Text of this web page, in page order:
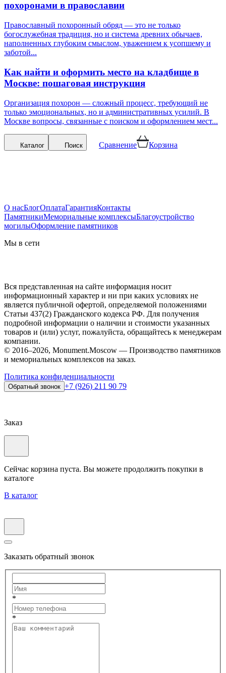
похоронами в православии
Православный похоронный обряд — это не только
богослужебная традиция, но и система древних обычаев,
наполненных глубоким смыслом, уважением к усопшему и
заботой...
Как найти и оформить место на кладбище в
Москве: пошаговая инструкция
Организация похорон — сложный процесс, требующий не
только эмоциональных, но и административных усилий. В
Москве вопросы, связанные с поиском и оформлением мест...
Каталог Поиск Сравнение Корзина
О насБлогОплатаГарантияКонтакты
ПамятникиМемориальные комплексыБлагоустройство
могилыОформление памятников
Мы в сети
Вся представленная на сайте информация носит
информационный характер и ни при каких условиях не
является публичной офертой, определяемой положениями
Статьи 437(2) Гражданского кодекса РФ. Для получения
подробной информации о наличии и стоимости указанных
товаров и (или) услуг, пожалуйста, обращайтесь к менеджерам
компании.
© 2016–2026, Monument.Moscow — Производство памятников
и мемориальных комплексов на заказ.
Политика конфиденциальности
Обратный звонок +7 (926) 211 90 79
Заказ
Сейчас корзина пуста. Вы можете продолжить покупки в
каталоге
В каталог
Заказать обратный звонок
*
*